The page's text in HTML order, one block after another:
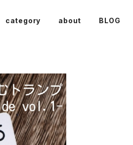
category about BLOG